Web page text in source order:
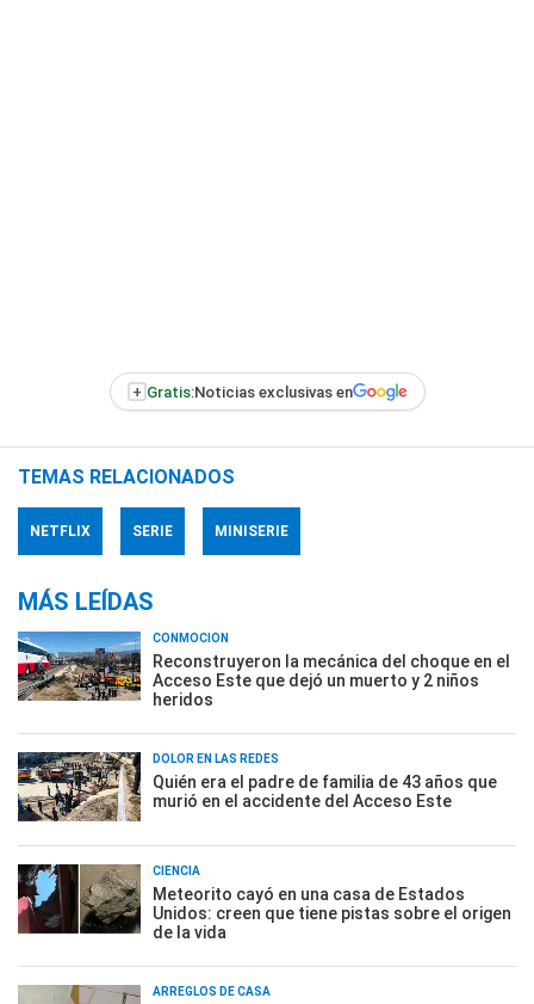
+ Gratis:Noticias exclusivas en
TEMAS RELACIONADOS
NETFLIX SERIE MINISERIE
MÁS LEÍDAS
CONMOCIÓN
Reconstruyeron la mecánica del choque en el
Acceso Este que dejó un muerto y 2 niños
heridos
DOLOR EN LAS REDES
Quién era el padre de familia de 43 años que
murió en el accidente del Acceso Este
CIENCIA
Meteorito cayó en una casa de Estados
Unidos: creen que tiene pistas sobre el origen
de la vida
ARREGLOS DE CASA